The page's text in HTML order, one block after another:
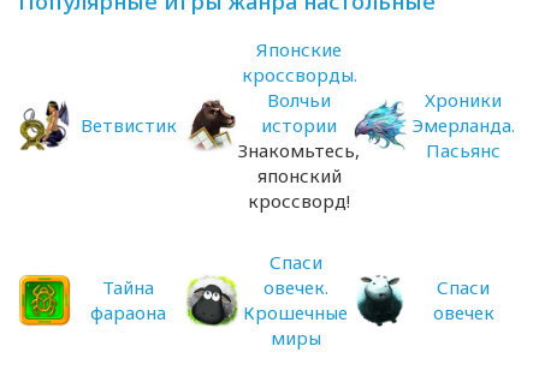
Ветвистик
Японские
кроссворды.
Волчьи
истории
Знакомьтесь,
японский
кроссворд!
Хроники
Эмерланда.
Пасьянс
Тайна
фараона
Спаси
овечек.
Крошечные
миры
Спаси
овечек